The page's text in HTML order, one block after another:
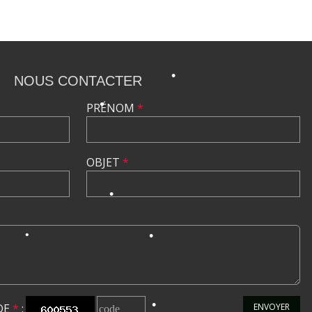
NOUS CONTACTER
PRÉNOM *
OBJET *
* : ENVOYER
•
•